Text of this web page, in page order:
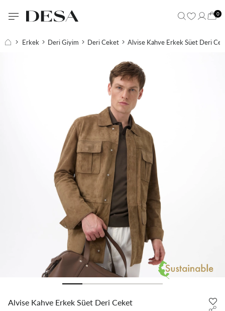
0
Erkek Deri Giyim Deri Ceket Alvise Kahve Erkek Süet Deri
Alvise Kahve Erkek Süet Deri Ceket